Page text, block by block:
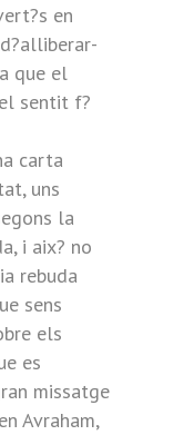
en
que el
sentit f?
carta
uns
la
i aix? no
rebuda
sens
els
es
missatge
Avraham,